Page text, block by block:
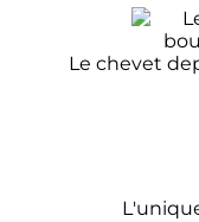
Le chevet